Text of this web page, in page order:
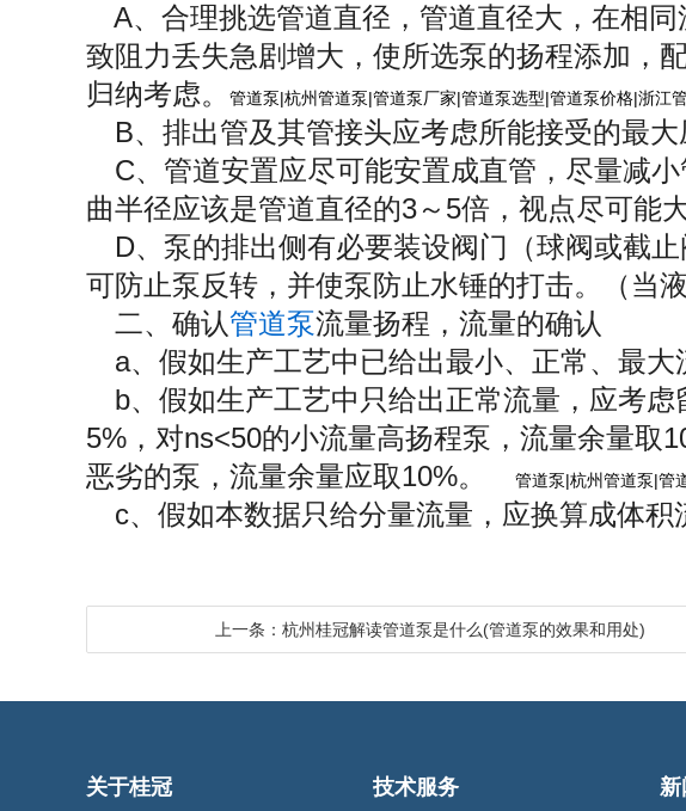
A、合理挑选管道直径，管道直径大，在相
致阻力丢失急剧增大，使所选泵的扬程添加，
归纳考虑。
管道泵|杭州管道泵|管道泵厂家|管道泵选型|管道泵价格|浙江
B、排出管及其管接头应考虑所能接受的最
C、管道安置应尽可能安置成直管，尽量减
曲半径应该是管道直径的3～5倍，视点尽可
D、泵的排出侧有必要装设阀门（球阀或截
可防止泵反转，并使泵防止水锤的打击。（当
二、确认管道泵流量扬程，流量的确认
a、假如生产工艺中已给出最小、正常、最
b、假如生产工艺中只给出正常流量，应考
5%，对ns<50的小流量高扬程泵，流量余量取
恶劣的泵，流量余量应取10%。
管道泵|杭州管道泵|管
c、假如本数据只给分量流量，应换算成体积
上一条：杭州桂冠解读管道泵是什么(管道泵的效果和用处)
关于桂冠 技术服务 新